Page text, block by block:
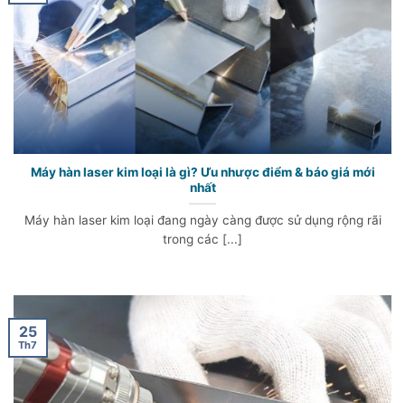
Máy hàn laser kim loại là gì? Ưu nhược điểm & báo giá mới
nhất
Máy hàn laser kim loại đang ngày càng được sử dụng rộng rãi
trong các [...]
25
Th7